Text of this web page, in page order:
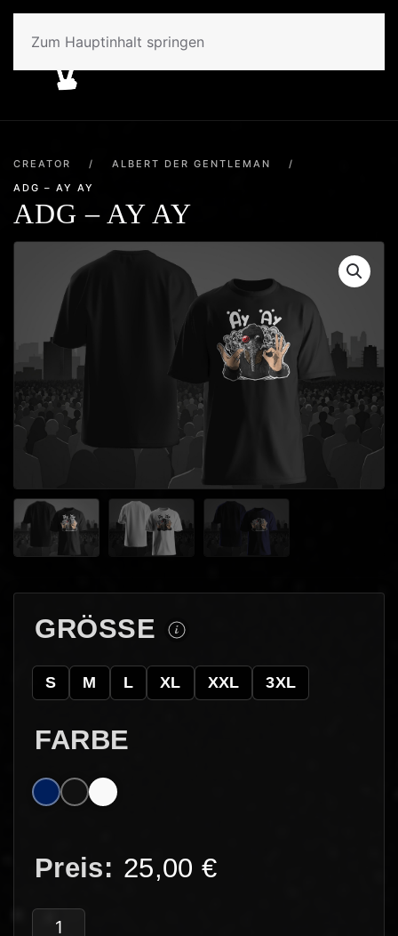
Zum Hauptinhalt springen
CREATOR / ALBERT DER GENTLEMAN
/
ADG – AY AY
ADG – AY AY
GRÖSSE
S M L XL XXL 3XL
FARBE
25,00 €
ADG